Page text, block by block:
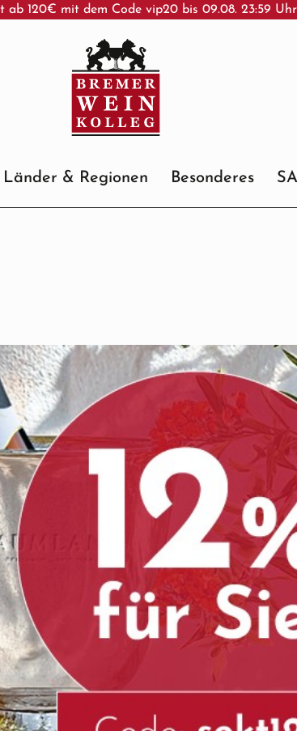
ab 120€ mit dem Code vip20 bis 09.08. 23:59
Länder & Regionen Besonderes